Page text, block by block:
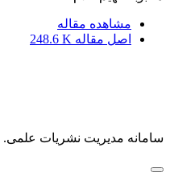
مشاهده مقاله
اصل مقاله 248.6 K
سامانه مدیریت نشریات علمی.